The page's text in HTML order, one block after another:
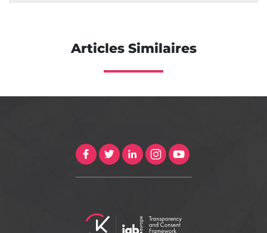
Articles Similaires